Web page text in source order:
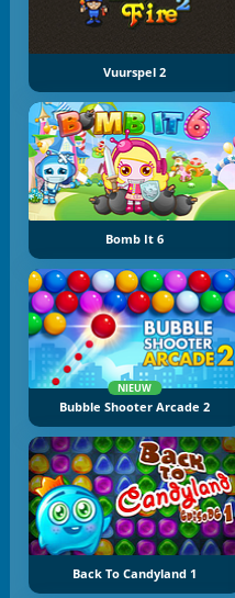
Vuurspel 2
Bomb It 6
NIEUW
Bubble Shooter Arcade 2
Back To Candyland 1